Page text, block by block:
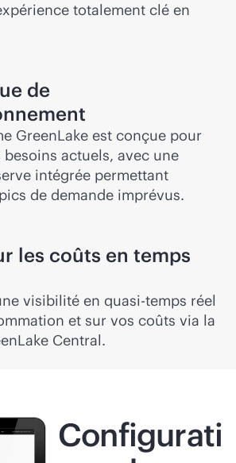
totalement clé en
de
GreenLake est conçue pour
actuels, avec une
intégrée permettant
de demande imprévus.
les coûts en temps
visibilité en quasi-temps réel
et sur vos coûts via la
Central.
Configurati